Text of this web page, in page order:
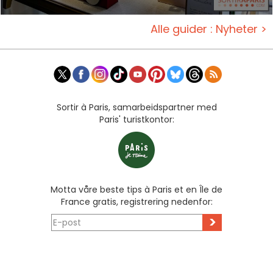
Alle guider : Nyheter >
Sortir à Paris, samarbeidspartner med
Paris' turistkontor:
Motta våre beste tips à Paris et en Île de
France gratis, registrering nedenfor:
>